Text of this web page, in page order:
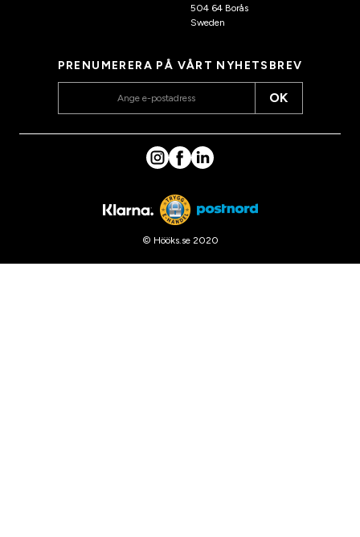
504 64 Borås
Sweden
PRENUMERERA PÅ VÅRT NYHETSBREV
OK
© Hööks.se 2020